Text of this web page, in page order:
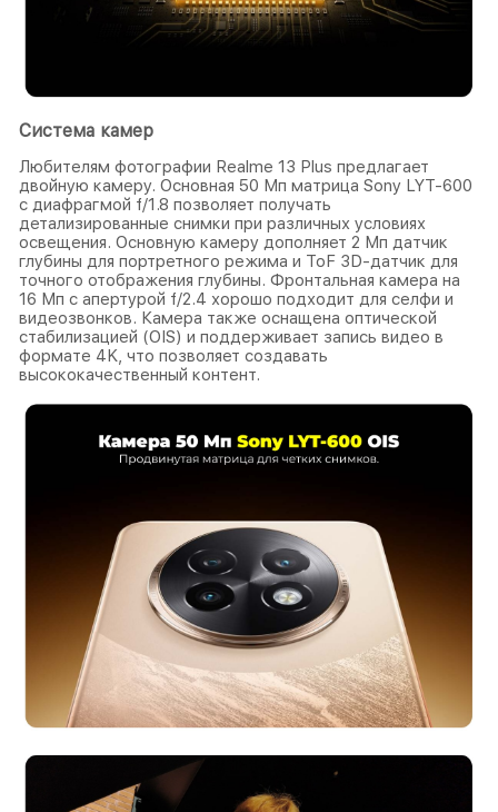
Система камер
Любителям фотографии Realme 13 Plus предлагает
двойную камеру. Основная 50 Мп матрица Sony LYT-600
с диафрагмой f/1.8 позволяет получать
детализированные снимки при различных условиях
освещения. Основную камеру дополняет 2 Мп датчик
глубины для портретного режима и ToF 3D-датчик для
точного отображения глубины. Фронтальная камера на
16 Мп с апертурой f/2.4 хорошо подходит для селфи и
видеозвонков. Камера также оснащена оптической
стабилизацией (OIS) и поддерживает запись видео в
формате 4K, что позволяет создавать
высококачественный контент.